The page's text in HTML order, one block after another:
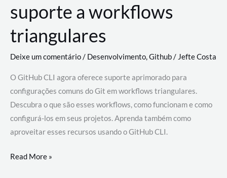
suporte a workflows
triangulares
Deixe um comentário/ Desenvolvimento,Github/ Jefte Costa
O GitHub CLI agora oferece suporte aprimorado para
configurações comuns do Git em workflows triangulares.
Descubra o que são esses workflows, como funcionam e como
configurá-los em seus projetos. Aprenda também como
aproveitar esses recursos usando o GitHub CLI.
GitHub
Read More »